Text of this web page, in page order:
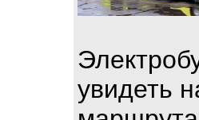
увидеть